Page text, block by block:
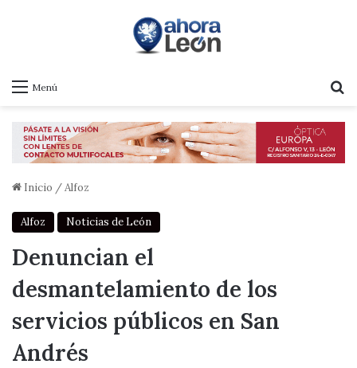
Menú
Inicio /Alfoz
Alfoz Noticias de León
Denuncian el
desmantelamiento de los
servicios públicos en San
Andrés